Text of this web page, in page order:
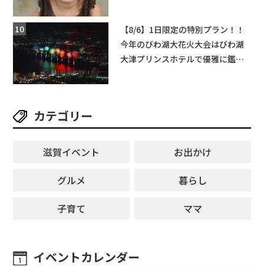
【8/6】1日限定の特別プラン！！
今年のびわ湖大花火大会はびわ湖
大津プリンスホテルで優雅に鑑賞
カテゴリー
滋賀イベント
お出かけ
グルメ
暮らし
子育て
ママ
イベントカレンダー